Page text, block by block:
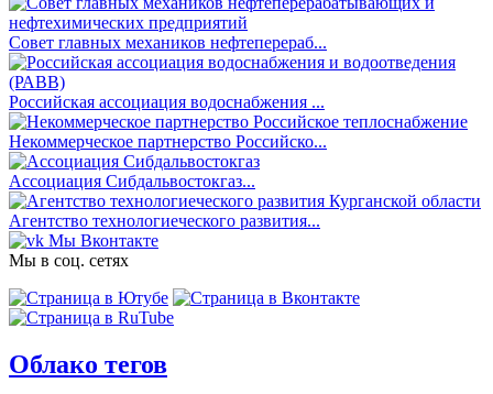
Совет главных механиков нефтеперераб...
Российская ассоциация водоснабжения ...
Некоммерческое партнерство Российско...
Ассоциация Сибдальвостокгаз...
Агентство технологиеческого развития...
Мы Вконтакте
Мы в соц. сетях
Облако тегов